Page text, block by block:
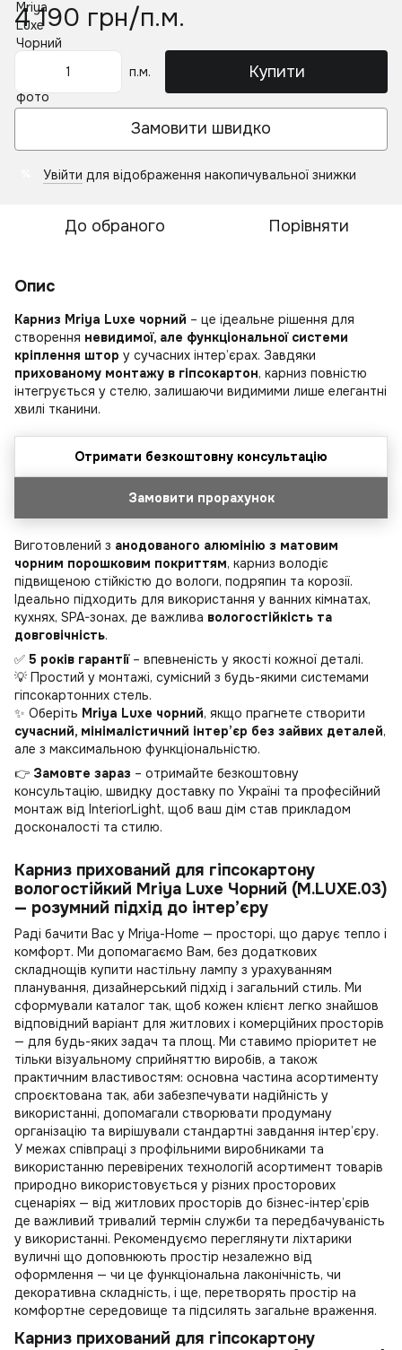
4 190 грн/п.м.
п.м. Купити
Замовити швидко
Увійти для відображення накопичувальної знижки
До обраного Порівняти
Опис
Карниз Mriya Luxe чорний – це ідеальне рішення для
створення невидимої, але функціональної системи
кріплення штор у сучасних інтер’єрах. Завдяки
прихованому монтажу в гіпсокартон, карниз повністю
інтегрується у стелю, залишаючи видимими лише елегантні
хвилі тканини.
Отримати безкоштовну консультацію
Замовити прорахунок
Виготовлений з анодованого алюмінію з матовим
чорним порошковим покриттям, карниз володіє
підвищеною стійкістю до вологи, подряпин та корозії.
Ідеально підходить для використання у ванних кімнатах,
кухнях, SPA-зонах, де важлива вологостійкість та
довговічність.
✅ 5 років гарантії– впевненість у якості кожної деталі.
💡 Простий у монтажі, сумісний з будь-якими системами
гіпсокартонних стель.
✨ Оберіть Mriya Luxe чорний, якщо прагнете створити
сучасний, мінімалістичний інтер’єр без зайвих деталей,
але з максимальною функціональністю.
👉 Замовте зараз – отримайте безкоштовну
консультацію, швидку доставку по Україні та професійний
монтаж від InteriorLight, щоб ваш дім став прикладом
досконалості та стилю.
Карниз прихований для гіпсокартону
вологостійкий Mriya Luxe Чорний (M.LUXE.03)
— розумний підхід до інтер’єру
Раді бачити Вас у Mriya-Home — просторі, що дарує тепло і
комфорт. Ми допомагаємо Вам, без додаткових
складнощів купити настільну лампу з урахуванням
планування, дизайнерський підхід і загальний стиль. Ми
сформували каталог так, щоб кожен клієнт легко знайшов
відповідний варіант для житлових і комерційних просторів
— для будь-яких задач та площ. Ми ставимо пріоритет не
тільки візуальному сприйняттю виробів, а також
практичним властивостям: основна частина асортименту
спроєктована так, аби забезпечувати надійність у
використанні, допомагали створювати продуману
організацію та вирішували стандартні завдання інтер’єру.
У межах співпраці з профільними виробниками та
використанню перевірених технологій асортимент товарів
природно використовується у різних просторових
сценаріях — від житлових просторів до бізнес-інтер’єрів
де важливий тривалий термін служби та передбачуваність
у використанні. Рекомендуємо переглянути ліхтарики
вуличні що доповнюють простір незалежно від
оформлення — чи це функціональна лаконічність, чи
декоративна складність, і ще, перетворять простір на
комфортне середовище та підсилять загальне враження.
Карниз прихований для гіпсокартону